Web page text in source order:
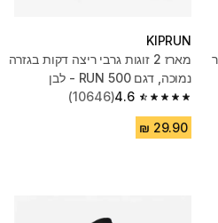
KIPRUN
מארז 2 זוגות גרבי ריצה דקות בגזרה
נמוכה, דגם RUN 500 - לבן
4.6
4.6 out of 5 stars from 10646 reviews
(10646)